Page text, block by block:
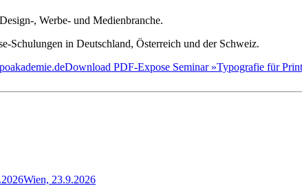
, Werbe- und Medienbranche.
Schulungen in Deutschland, Österreich und der Schweiz.
Download PDF-Expose Seminar »Typografie für
Wien, 23.9.2026